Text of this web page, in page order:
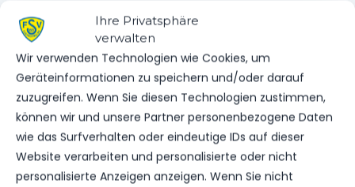
Ihre Privatsphäre
verwalten
Wir verwenden Technologien wie Cookies, um
Geräteinformationen zu speichern und/oder darauf
zuzugreifen. Wenn Sie diesen Technologien zustimmen,
können wir und unsere Partner personenbezogene Daten
wie das Surfverhalten oder eindeutige IDs auf dieser
Website verarbeiten und personalisierte oder nicht
personalisierte Anzeigen anzeigen. Wenn Sie nicht
VORHERIGER BEITRAG
VEREINSSPIELPLAN VOM
01.04 – 06.04.25
NÄCHSTER BEITRAG